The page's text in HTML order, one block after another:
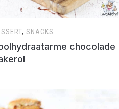
, SNACKS
chocolade